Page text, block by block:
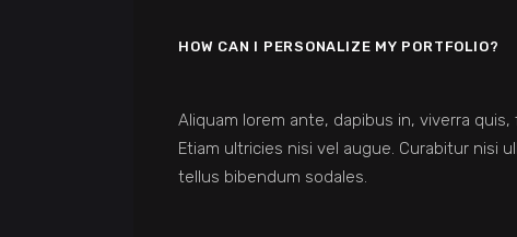
HOW CAN I PERSONALIZE MY PORTFOLIO?
Aliquam lorem ante, dapibus in, viverra
Etiam ultricies nisi vel augue. Curabitur nisi
tellus bibendum sodales.